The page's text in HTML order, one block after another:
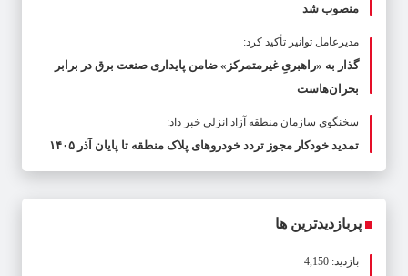
منصوب شد
مدیرعامل توانیر تأکید کرد:
گذار به «راهبریِ غیرمتمرکز» ضامن پایداری صنعت برق در برابر
بحران‌هاست
سخنگوی سازمان منطقه آزاد انزلی خبر داد:
تمدید خودکار مجوز تردد خودروهای پلاک منطقه تا پایان آذر ۱۴۰۵
پربازدیدترین ها
بازدید: 4,150